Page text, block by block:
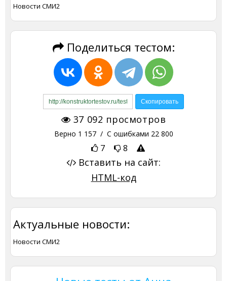
Новости СМИ2
Поделиться тестом:
37 092 просмотров
Верно 1 157/ С ошибками 22 800
7 8
Вставить на сайт:
HTML-код
Актуальные новости:
Новости СМИ2